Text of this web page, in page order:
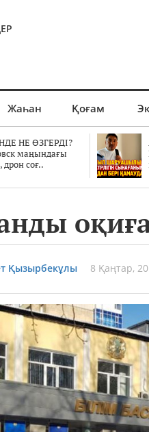
Жаһан Қоғам
НЕ ӨЗГЕРДІ?
маңындағы
дрон соғ..
Қызырбекұлы 8 Қаңтар,